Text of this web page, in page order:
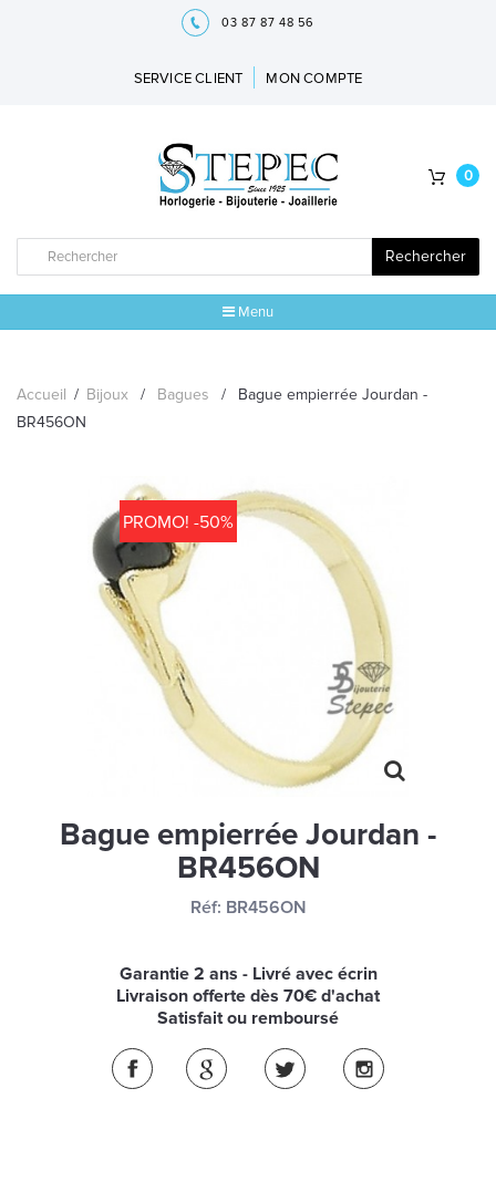
03 87 87 48 56
SERVICE CLIENT MON COMPTE
Rechercher
0
Menu
MONTRES
LES GEORGETTES
BONNES AFFAIRES
CARTES CADEAUX
IDÉE CADEAUX
QUI SOMMES NOUS
Accueil / Bijoux / Bagues /
Bague empierrée Jourdan -
BR456ON
PROMO! -50%
Bague empierrée Jourdan -
BR456ON
Réf: BR456ON
Garantie 2 ans - Livré avec écrin
Livraison offerte dès 70€ d'achat
Satisfait ou remboursé